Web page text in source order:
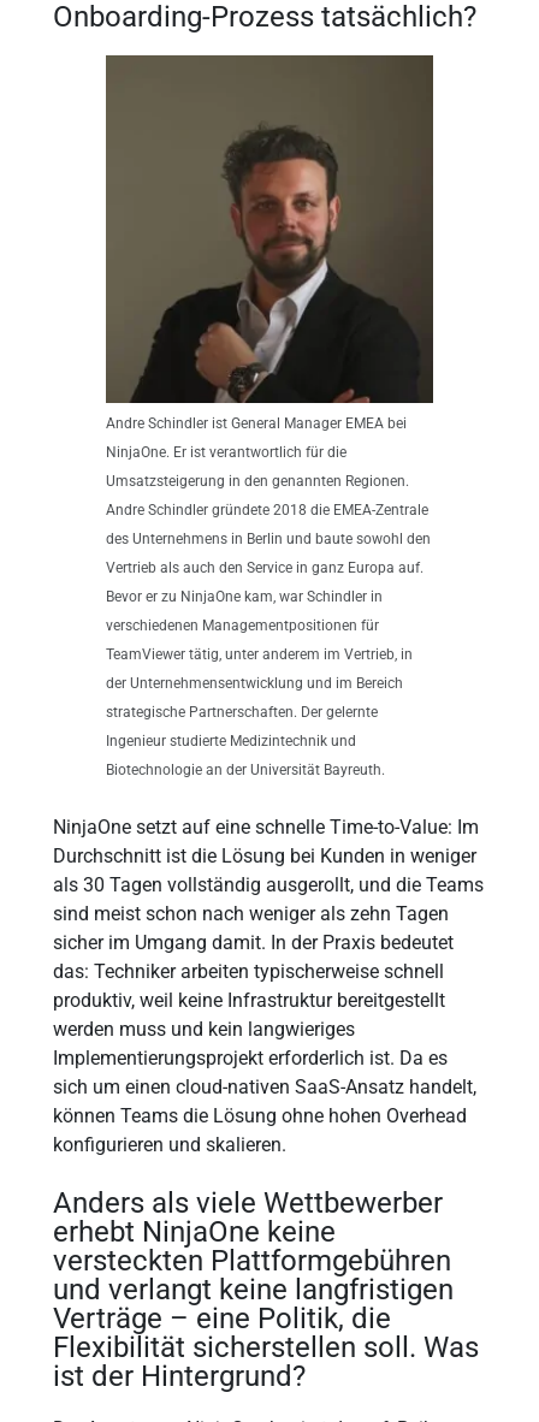
Onboarding-Prozess tatsächlich?
Andre Schindler ist General Manager EMEA bei
NinjaOne. Er ist verantwortlich für die
Umsatzsteigerung in den genannten Regionen.
Andre Schindler gründete 2018 die EMEA-Zentrale
des Unternehmens in Berlin und baute sowohl den
Vertrieb als auch den Service in ganz Europa auf.
Bevor er zu NinjaOne kam, war Schindler in
verschiedenen Managementpositionen für
TeamViewer tätig, unter anderem im Vertrieb, in
der Unternehmensentwicklung und im Bereich
strategische Partnerschaften. Der gelernte
Ingenieur studierte Medizintechnik und
Biotechnologie an der Universität Bayreuth.
NinjaOne setzt auf eine schnelle Time-to-Value: Im
Durchschnitt ist die Lösung bei Kunden in weniger
als 30 Tagen vollständig ausgerollt, und die Teams
sind meist schon nach weniger als zehn Tagen
sicher im Umgang damit. In der Praxis bedeutet
das: Techniker arbeiten typischerweise schnell
produktiv, weil keine Infrastruktur bereitgestellt
werden muss und kein langwieriges
Implementierungsprojekt erforderlich ist. Da es
sich um einen cloud-nativen SaaS-Ansatz handelt,
können Teams die Lösung ohne hohen Overhead
konfigurieren und skalieren.
Anders als viele Wettbewerber
erhebt NinjaOne keine
versteckten Plattformgebühren
und verlangt keine langfristigen
Verträge – eine Politik, die
Flexibilität sicherstellen soll. Was
ist der Hintergrund?